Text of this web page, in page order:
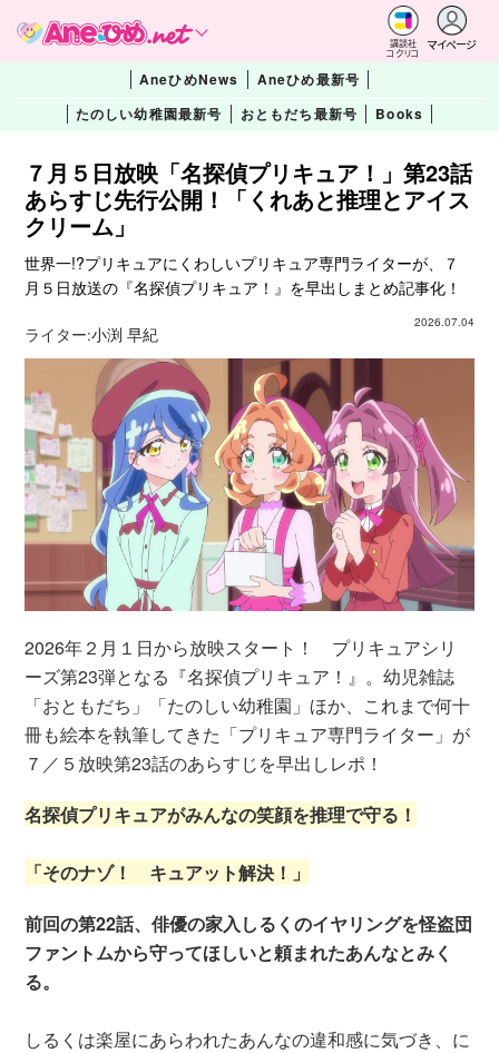
講談社
コクリコ
マイページ
AneひめNews
Aneひめ最新号
たのしい幼稚園最新号
おともだち最新号 Books
７月５日放映「名探偵プリキュア！」第23話
あらすじ先行公開！「くれあと推理とアイス
クリーム」
世界一!?プリキュアにくわしいプリキュア専門ライターが、７
月５日放送の『名探偵プリキュア！』を早出しまとめ記事化！
2026.07.04
ライター:小渕 早紀
2026年２月１日から放映スタート！ プリキュアシリ
ーズ第23弾となる『名探偵プリキュア！』。幼児雑誌
「おともだち」「たのしい幼稚園」ほか、これまで何十
冊も絵本を執筆してきた「プリキュア専門ライター」が
７／５放映第23話のあらすじを早出しレポ！
名探偵プリキュアがみんなの笑顔を推理で守る！
「そのナゾ！ キュアット解決！」
前回の第22話、俳優の家入しるくのイヤリングを怪盗団
ファントムから守ってほしいと頼まれたあんなとみく
る。
しるくは楽屋にあらわれたあんなの違和感に気づき、に